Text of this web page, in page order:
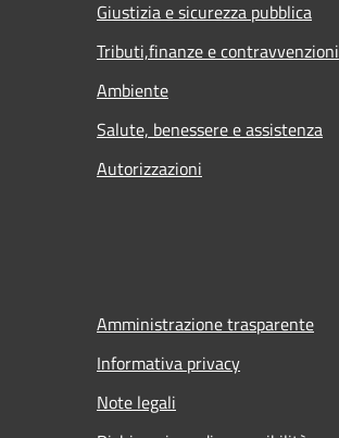
Giustizia e sicurezza pubblica
Tributi,finanze e contravvenzioni
Ambiente
Salute, benessere e assistenza
Autorizzazioni
Amministrazione trasparente
Informativa privacy
Note legali